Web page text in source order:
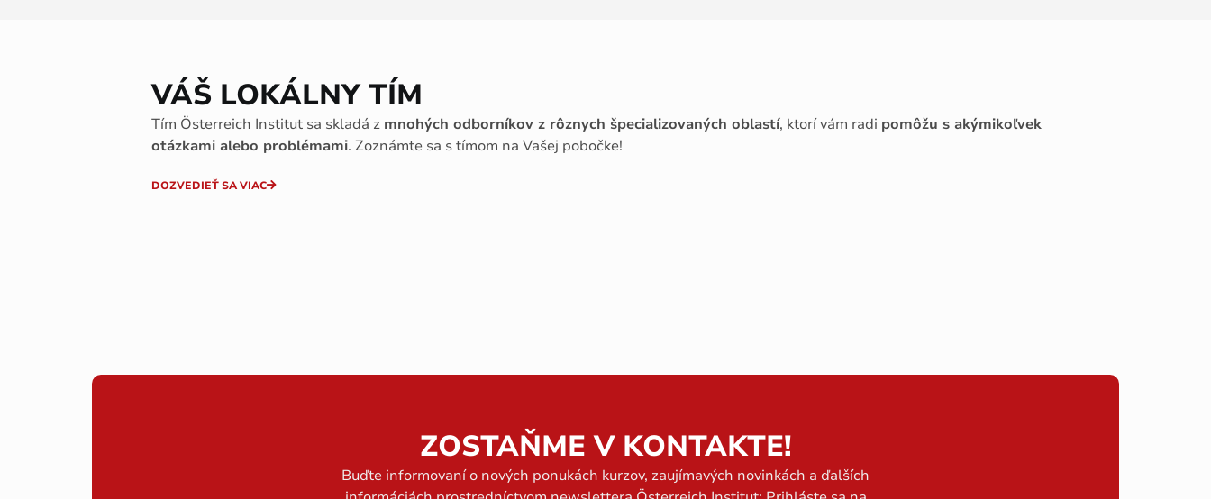
VÁŠ LOKÁLNY TÍM
Tím Österreich Institut sa skladá z mnohých odborníkov z rôznych špecializovaných oblastí, ktorí vám radi pomôžu s akýmikoľvek
otázkami alebo problémami. Zoznámte sa s tímom na Vašej pobočke!
DOZVEDIEŤ SA VIAC
ZOSTAŇME V KONTAKTE!
Buďte informovaní o nových ponukách kurzov, zaujímavých novinkách a ďalších